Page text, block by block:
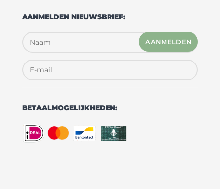
AANMELDEN NIEUWSBRIEF:
AANMELDEN
BETAALMOGELIJKHEDEN: